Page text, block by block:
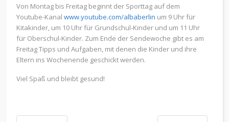
Von Montag bis Freitag beginnt der Sporttag auf dem
Youtube-Kanal www.youtube.com/albaberlin um 9 Uhr für
Kitakinder, um 10 Uhr für Grundschul-Kinder und um 11 Uhr
für Oberschul-Kinder. Zum Ende der Sendewoche gibt es am
Freitag Tipps und Aufgaben, mit denen die Kinder und ihre
Eltern ins Wochenende geschickt werden.
Viel Spaß und bleibt gesund!